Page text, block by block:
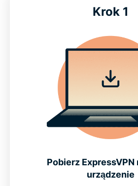
Jak uzyskać VPN dla Kanady w
Obejrzyj: Jak skonfigurować
Darmowe VPN dla Kanady
Pobierz aplikację VPN na
Oglądaj kanadyjskie serwisy
Krok 1
Pobierz ExpressVPN
urządzenie